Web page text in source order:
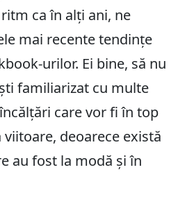
ca în alți ani, ne
mai recente tendințe
urilor. Ei bine, să nu
familiarizat cu multe
care vor fi în top
deoarece există
au fost la modă și în